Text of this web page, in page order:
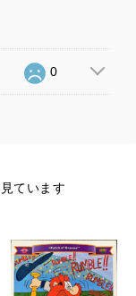
0
ています